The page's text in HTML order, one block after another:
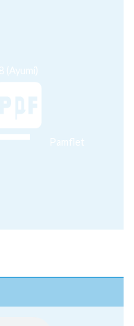
(Ayumi)
Pamflet